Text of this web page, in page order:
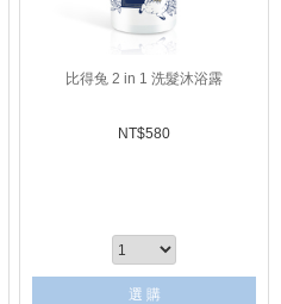
比得兔 2 in 1 洗髮沐浴露
NT$580
選 購